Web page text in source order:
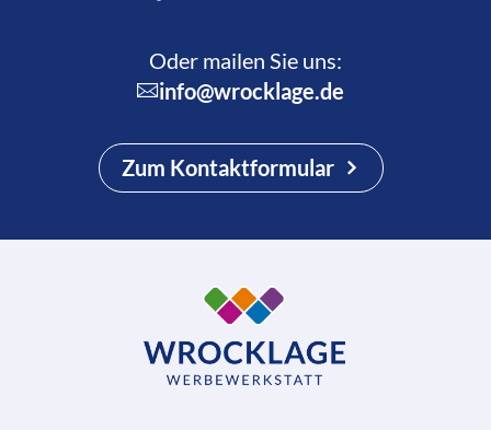
Oder mailen Sie uns:
info@wrocklage.de
Zum Kontaktformular